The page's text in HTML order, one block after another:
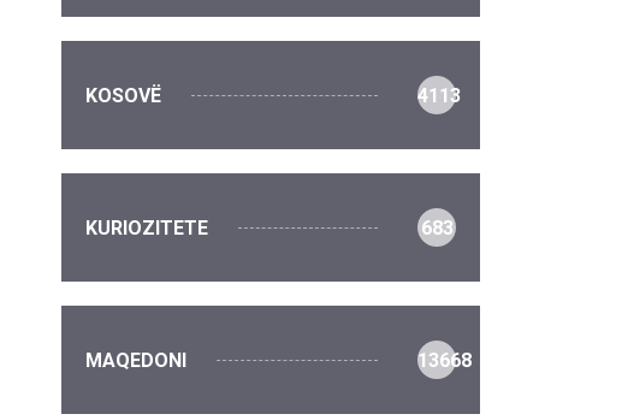
KOSOVË 4113
KURIOZITETE 683
MAQEDONI 13668